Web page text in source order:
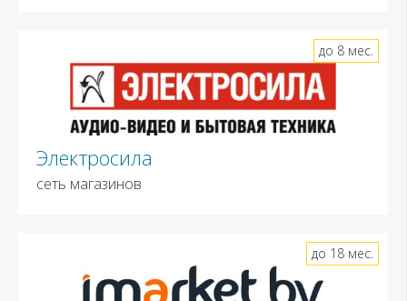
Электросила
сеть магазинов
до 8 мес.
до 18 мес.